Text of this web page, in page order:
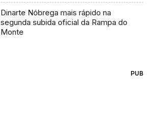
Dinarte Nóbrega mais rápido na
segunda subida oficial da Rampa do
Monte
PUB